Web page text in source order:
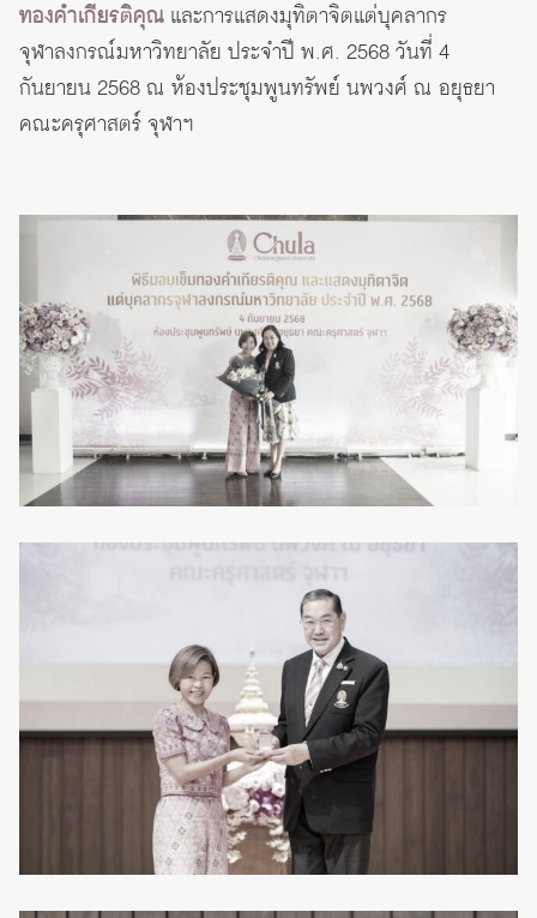
ทองคำเกียรติคุณ และการแสดงมุทิตาจิตแต่บุคลากร
จุฬาลงกรณ์มหาวิทยาลัย ประจำปี พ.ศ. 2568 วันที่ 4
กันยายน 2568 ณ ห้องประชุมพูนทรัพย์ นพวงศ์ ณ อยุธยา
คณะครุศาสตร์ จุฬาฯ